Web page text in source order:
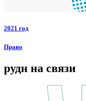
2021 год
Право
рудн на связи